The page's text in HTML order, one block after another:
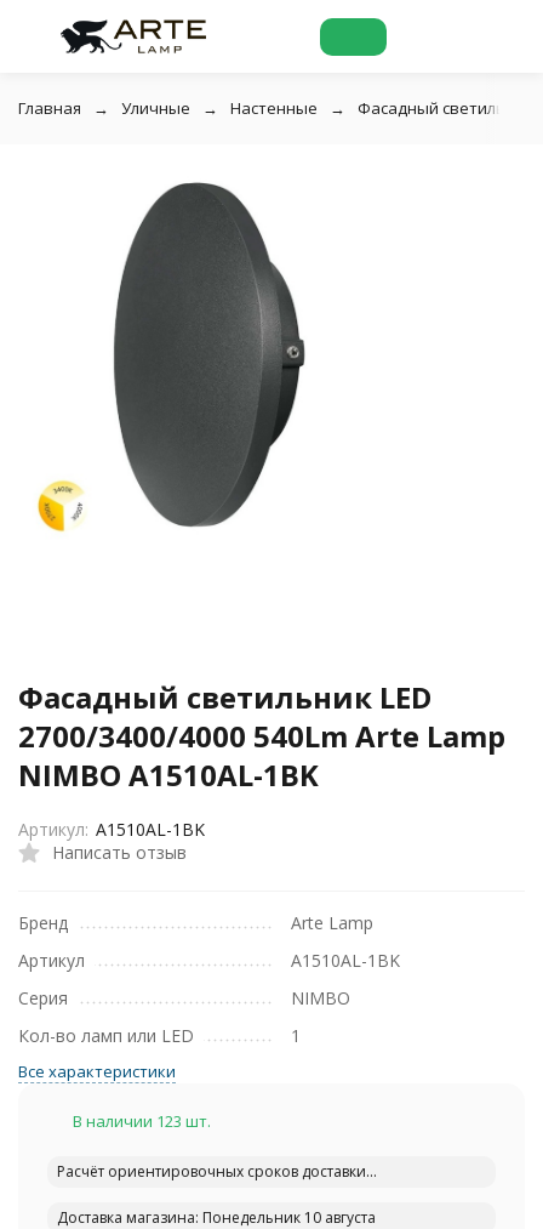
Главная Уличные Настенные Фасадный светильник
Фасадный светильник LED
2700/3400/4000 540Lm Arte Lamp
NIMBO A1510AL-1BK
Написать отзыв
Артикул: A1510AL-1BK
Бренд
Arte Lamp
Артикул
A1510AL-1BK
Серия
NIMBO
Кол-во ламп или LED
1
Все характеристики
В наличии 123 шт.
Расчёт ориентировочных сроков доставки...
Доставка магазина: Понедельник 10 августа